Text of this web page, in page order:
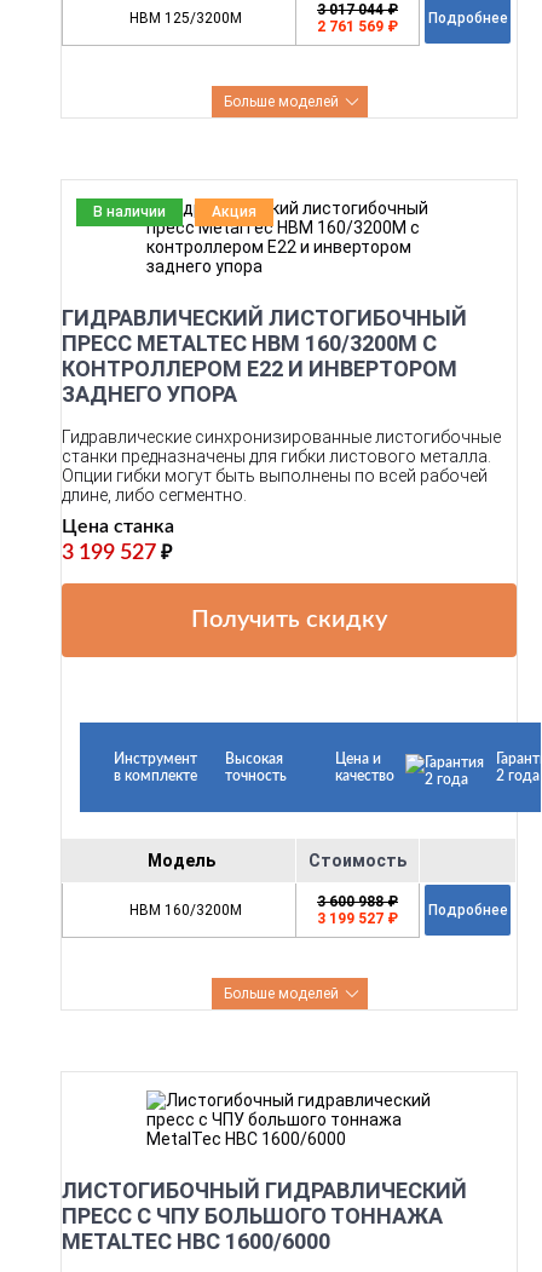
HBM 125/3200M
3 017 044 ₽
2 761 569 ₽
Подробнее
Больше моделей
В наличии Акция
ГИДРАВЛИЧЕСКИЙ ЛИСТОГИБОЧНЫЙ
ПРЕСС METALTEC HBM 160/3200M С
КОНТРОЛЛЕРОМ E22 И ИНВЕРТОРОМ
ЗАДНЕГО УПОРА
Гидравлические синхронизированные листогибочные
станки предназначены для гибки листового металла.
Опции гибки могут быть выполнены по всей рабочей
длине, либо сегментно.
Цена станка
3 199 527 ₽
Получить скидку
Инструмент
в комплекте
Высокая
точность
Цена и
качество
2 года
Модель Стоимость
HBM 160/3200M
3 600 988 ₽
3 199 527 ₽
Подробнее
Больше моделей
ЛИСТОГИБОЧНЫЙ ГИДРАВЛИЧЕСКИЙ
ПРЕСС С ЧПУ БОЛЬШОГО ТОННАЖА
METALTEC HBC 1600/6000